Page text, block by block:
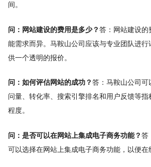
间。
问：网站建设的费用是多少？答：网站建设的
能需求而异。马鞍山公司应该与专业团队进行
供一个透明的报价。
问：如何评估网站的成功？答：马鞍山公司可
问量、转化率、搜索引擎排名和用户反馈等指
程度。
问：是否可以在网站上集成电子商务功能？答
可以选择在网站上集成电子商务功能，以便在